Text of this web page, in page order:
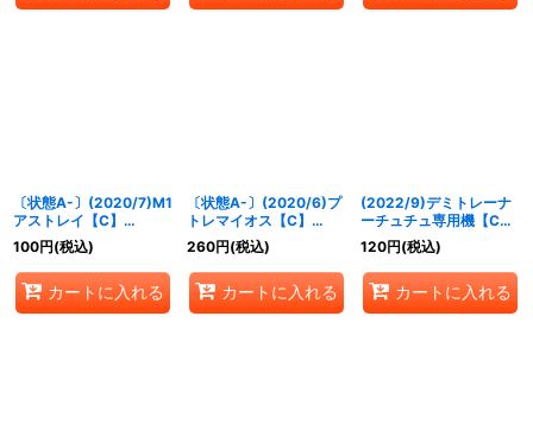
〔状態A-〕(2020/7)M1
アストレイ【C】
{CB13-023}《白》
100円(税込)
カートに入れる
〔状態A-〕(2020/6)プ
トレマイオス【C】
{SD53-014}《青》
260円(税込)
カートに入れる
(2022/9)デミトレーナ
ーチュチュ専用機【C】
{CB25-037}《黄》
120円(税込)
カートに入れる